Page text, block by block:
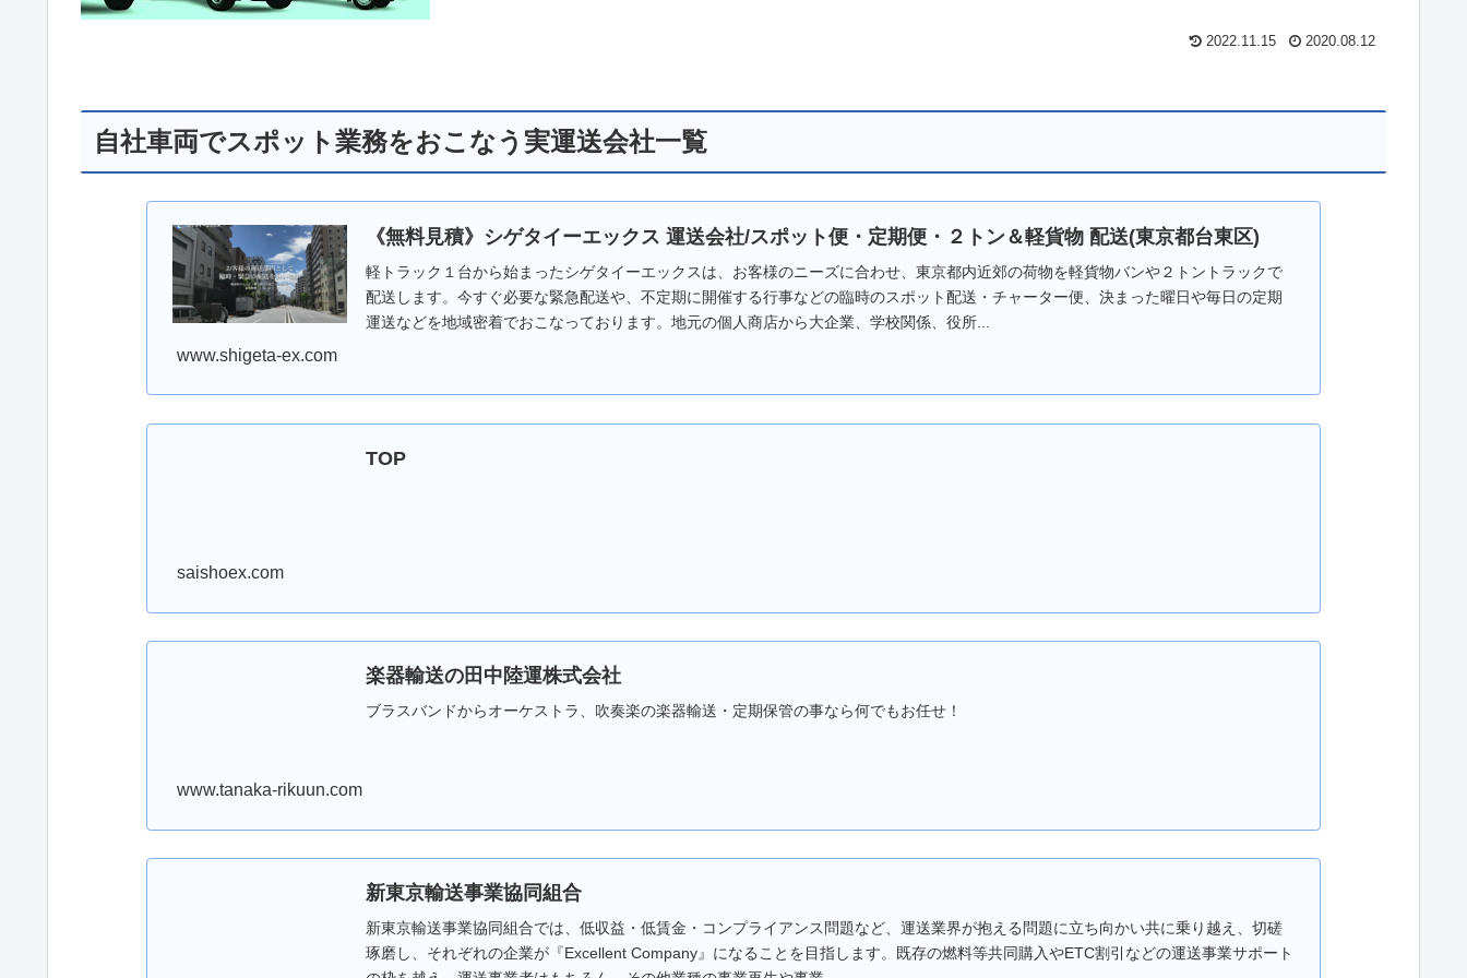
2022.11.15 2020.08.12
自社車両でスポット業務をおこなう実運送会社一覧
《無料見積》シゲタイーエックス 運送会社/スポット便・定期便・２トン＆軽貨物 配送(東京都台東区)
軽トラック１台から始まったシゲタイーエックスは、お客様のニーズに合わせ、東京都内近郊の荷物を軽貨物バンや２トントラックで
配送します。今すぐ必要な緊急配送や、不定期に開催する行事などの臨時のスポット配送・チャーター便、決まった曜日や毎日の定期
運送などを地域密着でおこなっております。地元の個人商店から大企業、学校関係、役所...
www.shigeta-ex.com
TOP
saishoex.com
楽器輸送の田中陸運株式会社
ブラスバンドからオーケストラ、吹奏楽の楽器輸送・定期保管の事なら何でもお任せ！
www.tanaka-rikuun.com
新東京輸送事業協同組合
新東京輸送事業協同組合では、低収益・低賃金・コンプライアンス問題など、運送業界が抱える問題に立ち向かい共に乗り越え、切磋
琢磨し、それぞれの企業が『Excellent Company』になることを目指します。既存の燃料等共同購入やETC割引などの運送事業サポート